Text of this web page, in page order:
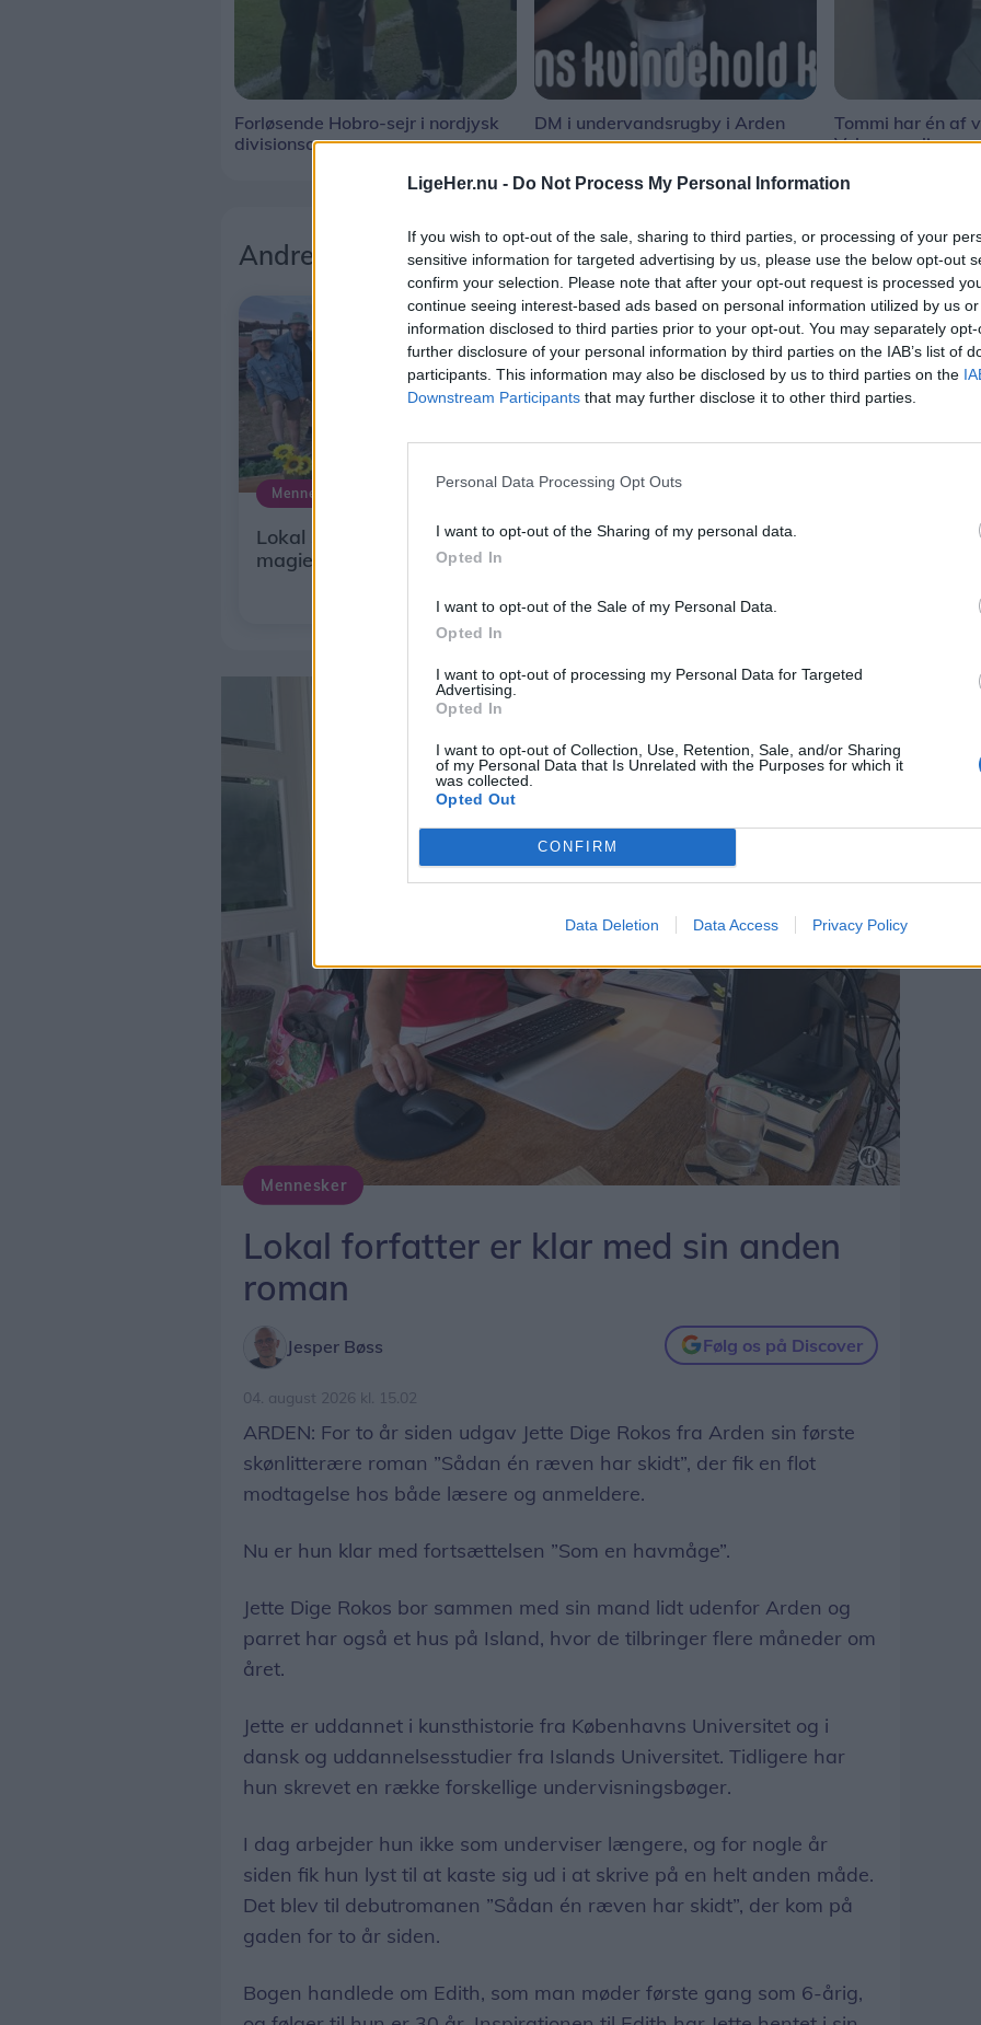
LigeHer.nu - Do Not Process My Personal Information
If you wish to opt-out of the sale, sharing to third parties, or processing of your
sensitive information for targeted advertising by us, please use the below opt-out
confirm your selection. Please note that after your opt-out request is processed
continue seeing interest-based ads based on personal information utilized by us
information disclosed to third parties prior to your opt-out. You may separately
further disclosure of your personal information by third parties on the IAB’s list of
participants. This information may also be disclosed by us to third parties on the
Downstream Participants that may further disclose it to other third parties.
Personal Data Processing Opt Outs
I want to opt-out of the Sharing of my personal data.
Opted In
I want to opt-out of the Sale of my Personal Data.
Opted In
I want to opt-out of processing my Personal Data for Targeted
Advertising.
Opted In
I want to opt-out of Collection, Use, Retention, Sale, and/or Sharing
of my Personal Data that Is Unrelated with the Purposes for which it
was collected.
Opted Out
CONFIRM
Data Deletion Data Access Privacy Policy
Forløsende Hobro-sejr i nordjysk
divisionsopgør
DM i undervandsrugby i Arden
Tommi har én af
Volvo-samlinger
Andre læser også
Mennesker
Lokal spejdergruppe oplevede
magien på landslejren
Ros til alle ansatte: Lokal Brugsen
Mennesker
Lokal forfatter er klar med sin anden
roman
Jesper Bøss Følg os på Discover
04. august 2026 kl. 15.02
ARDEN: For to år siden udgav Jette Dige Rokos fra Arden sin første
skønlitterære roman ”Sådan én ræven har skidt”, der fik en flot
modtagelse hos både læsere og anmeldere.
Nu er hun klar med fortsættelsen ”Som en havmåge”.
Jette Dige Rokos bor sammen med sin mand lidt udenfor Arden og
parret har også et hus på Island, hvor de tilbringer flere måneder om
året.
Jette er uddannet i kunsthistorie fra Københavns Universitet og i
dansk og uddannelsesstudier fra Islands Universitet. Tidligere har
hun skrevet en række forskellige undervisningsbøger.
I dag arbejder hun ikke som underviser længere, og for nogle år
siden fik hun lyst til at kaste sig ud i at skrive på en helt anden måde.
Det blev til debutromanen ”Sådan én ræven har skidt”, der kom på
gaden for to år siden.
Bogen handlede om Edith, som man møder første gang som 6-årig,